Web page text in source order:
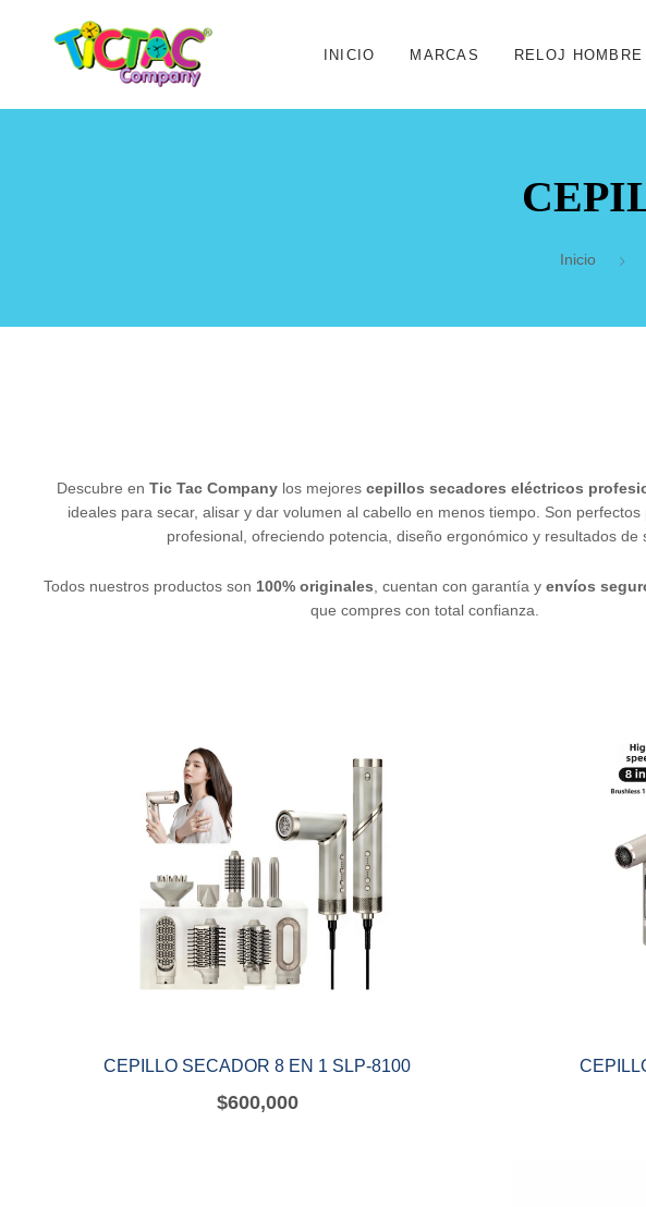
INICIO MARCAS RELOJ HOMBRE
Inicio
Descubre en Tic Tac Company los mejores cepillos secadores eléctricos
ideales para secar, alisar y dar volumen al cabello en menos tiempo. Son
profesional, ofreciendo potencia, diseño ergonómico y resultados de
Todos nuestros productos son 100% originales , cuentan con garantía y envíos
que compres con total confianza.
CEPILLO SECADOR 8 EN 1 SLP-8100
$600,000